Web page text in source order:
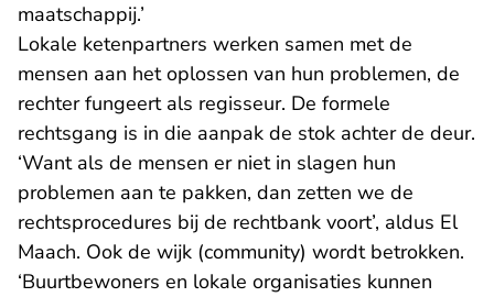
maatschappij.’
Lokale ketenpartners werken samen met de
mensen aan het oplossen van hun problemen, de
rechter fungeert als regisseur. De formele
rechtsgang is in die aanpak de stok achter de deur.
‘Want als de mensen er niet in slagen hun
problemen aan te pakken, dan zetten we de
rechtsprocedures bij de rechtbank voort’, aldus El
Maach. Ook de wijk (community) wordt betrokken.
‘Buurtbewoners en lokale organisaties kunnen